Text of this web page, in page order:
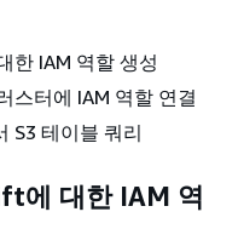
한 IAM 역할 생성
스터에 IAM 역할 연결
S3 테이블 쿼리
에 대한 IAM 역